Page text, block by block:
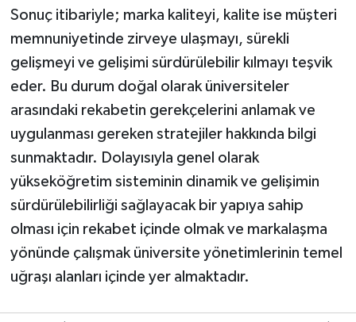
Sonuç itibariyle; marka kaliteyi, kalite ise müşteri
memnuniyetinde zirveye ulaşmayı, sürekli
gelişmeyi ve gelişimi sürdürülebilir kılmayı teşvik
eder. Bu durum doğal olarak üniversiteler
arasındaki rekabetin gerekçelerini anlamak ve
uygulanması gereken stratejiler hakkında bilgi
sunmaktadır. Dolayısıyla genel olarak
yükseköğretim sisteminin dinamik ve gelişimin
sürdürülebilirliği sağlayacak bir yapıya sahip
olması için rekabet içinde olmak ve markalaşma
yönünde çalışmak üniversite yönetimlerinin temel
uğraşı alanları içinde yer almaktadır.